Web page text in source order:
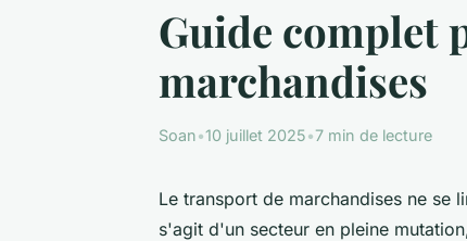
Guide complet
marchandises
Soan•10 juillet 2025•7 min de lecture
Le transport de marchandises ne se
s'agit d'un secteur en pleine